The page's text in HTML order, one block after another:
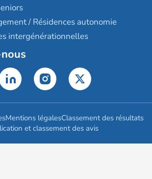
/ Résidences autonomie
intergénérationnelles
Mentions légalesClassement des résultats
et classement des avis